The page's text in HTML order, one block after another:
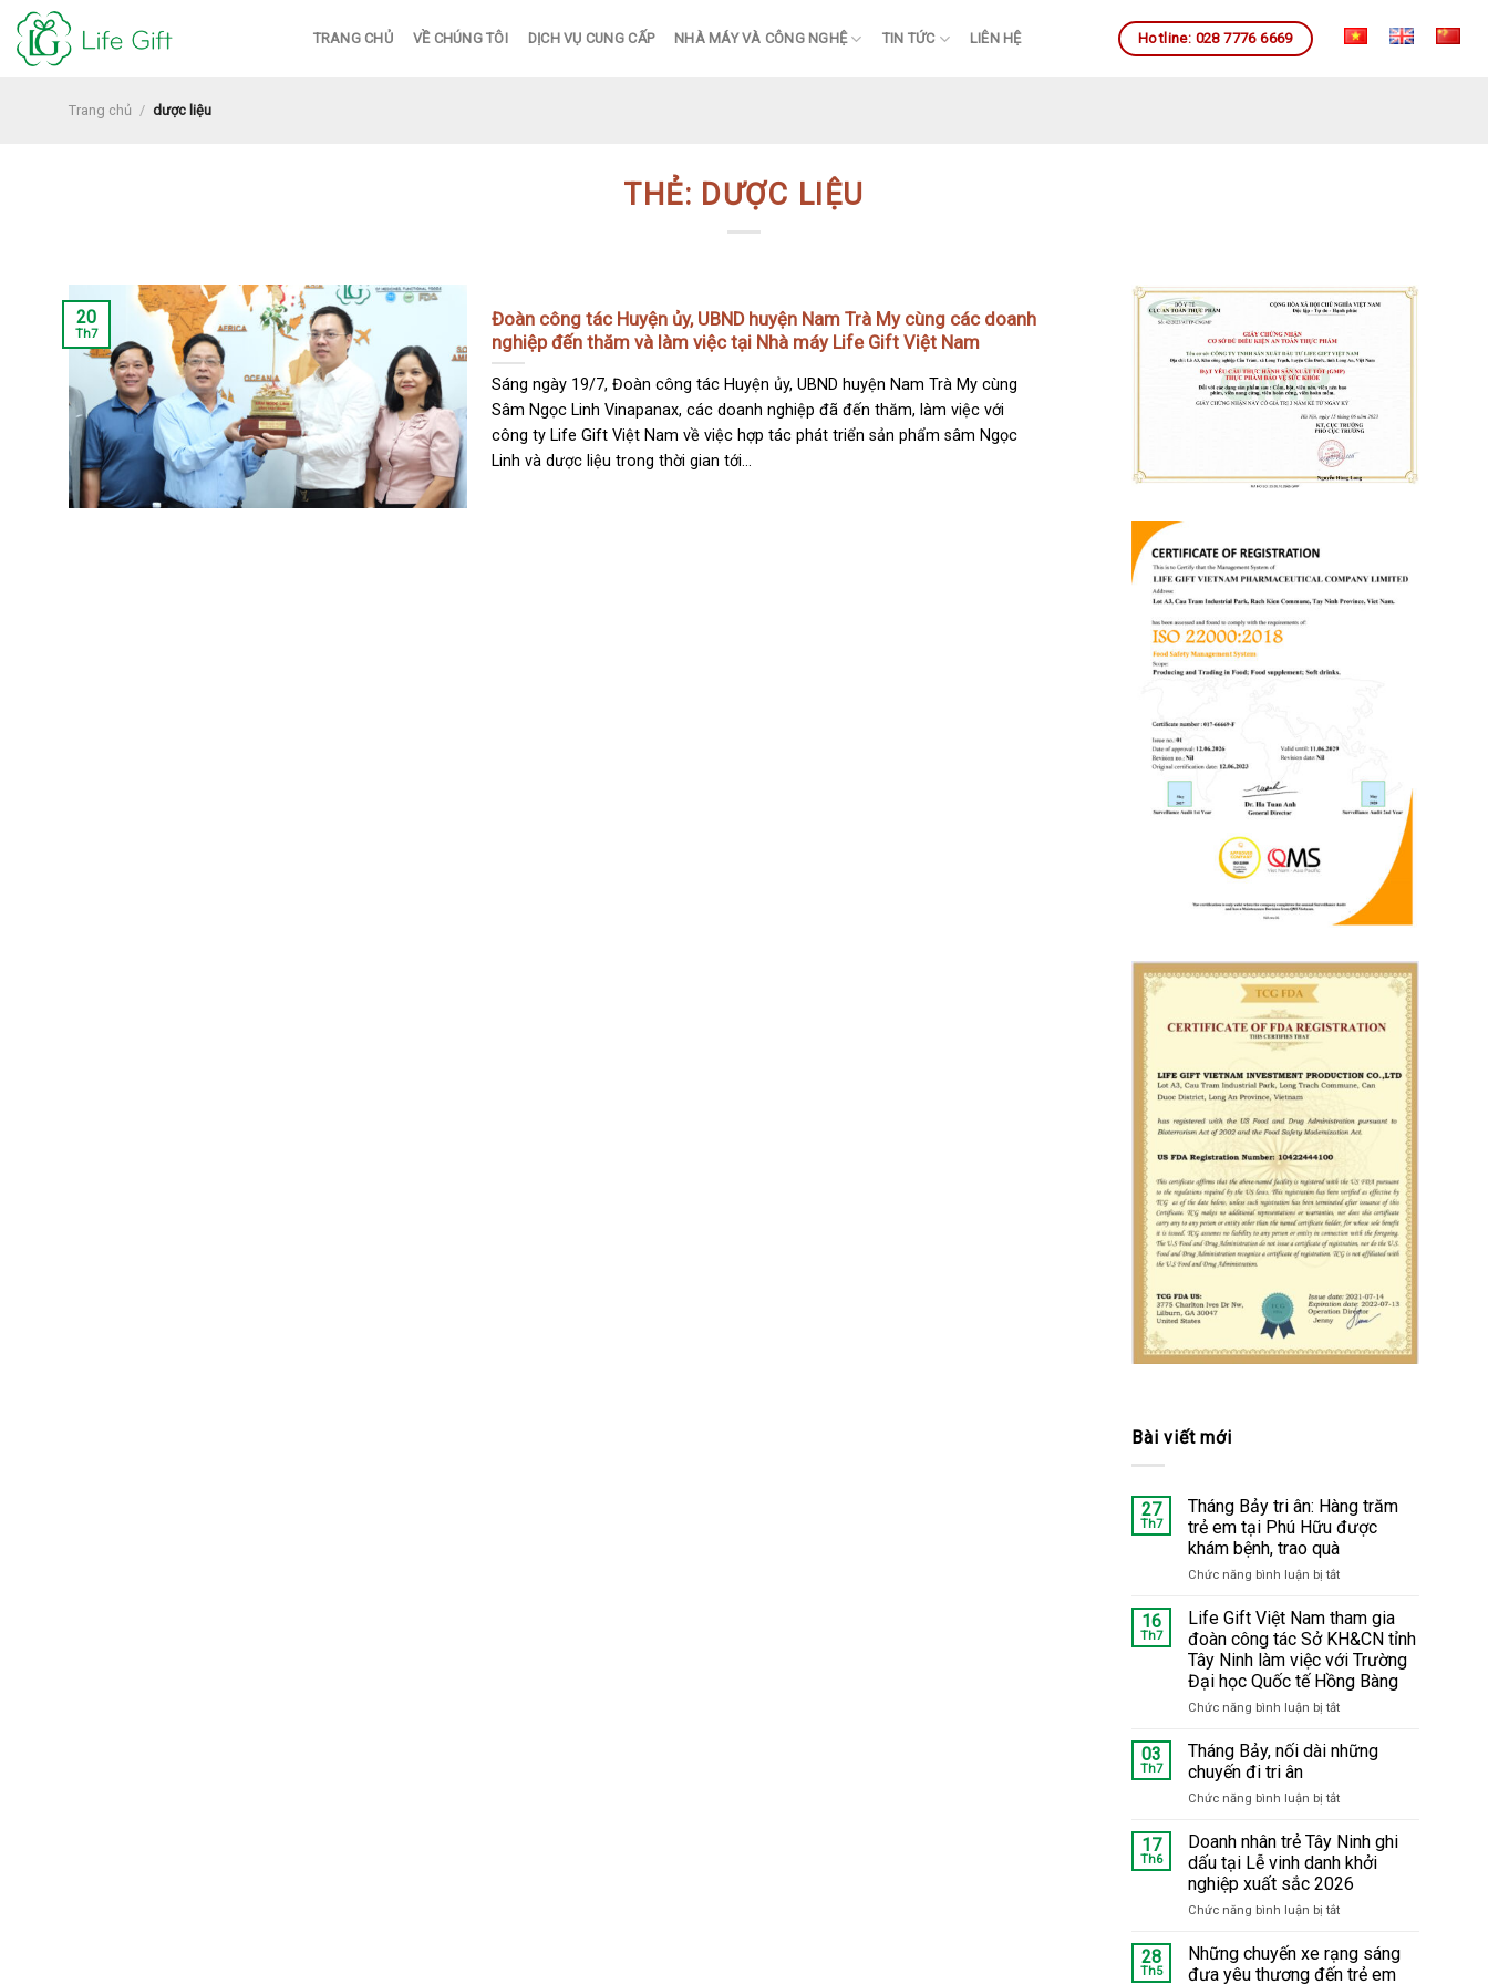
Skip
content
TRANG CHỦ VỀ CHÚNG TÔI DỊCH VỤ CUNG CẤP NHÀ MÁY VÀ CÔNG NGHỆ TIN TỨC LIÊN HỆ Hotline: 028 7776 6669
Trang chủ / dược liệu
THẺ: DƯỢC LIỆU
Đoàn công tác Huyện ủy, UBND huyện Nam Trà My cùng các doanh
nghiệp đến thăm và làm việc tại Nhà máy Life Gift Việt Nam
Sáng ngày 19/7, Đoàn công tác Huyện ủy, UBND huyện Nam Trà My cùng
Sâm Ngọc Linh Vinapanax, các doanh nghiệp đã đến thăm, làm việc với
công ty Life Gift Việt Nam về việc hợp tác phát triển sản phẩm sâm Ngọc
Linh và dược liệu trong thời gian tới...
20
Th7
Bài viết mới
27
Th7
Tháng Bảy tri ân: Hàng trăm
trẻ em tại Phú Hữu được
khám bệnh, trao quà
Chức năng bình luận bị tắt
Bảy
tri
ân:
Hàng
trăm
tại
Phú
bệnh,
trao
quà
16
Th7
Life Gift Việt Nam tham gia
đoàn công tác Sở KH&CN tỉnh
Tây Ninh làm việc với Trường
Đại học Quốc tế Hồng Bàng
Chức năng bình luận bị tắt
Gift
đoàn
công
tác
Tây
Ninh
03
Th7
Tháng Bảy, nối dài những
chuyến đi tri ân
Chức năng bình luận bị tắt
Bảy,
nối
dài
những
tri
ân
17
Th6
Doanh nhân trẻ Tây Ninh ghi
dấu tại Lễ vinh danh khởi
nghiệp xuất sắc 2026
Chức năng bình luận bị tắt
nhân
trẻ
28
Th5
Những chuyến xe rạng sáng
đưa yêu thương đến trẻ em